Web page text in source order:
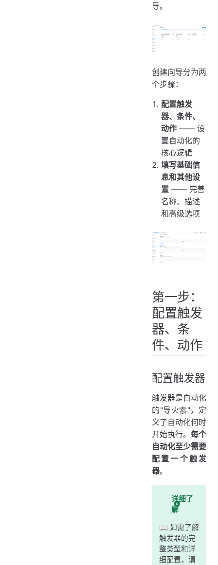
导。
创建向导分为两
个步骤：
配置触发
器、条件、
动作 —— 设
置自动化的
核心逻辑
填写基础信
息和其他设
置 —— 完善
名称、描述
和高级选项
第一步：
配置触发
器、条
件、动作
配置触发器
触发器是自动化
的"导火索"，定
义了自动化何时
开始执行。 每个
自动化至少需要
配置一个触发
器。
详细了
解
📖 如需了解
触发器的完
整类型和详
细配置，请